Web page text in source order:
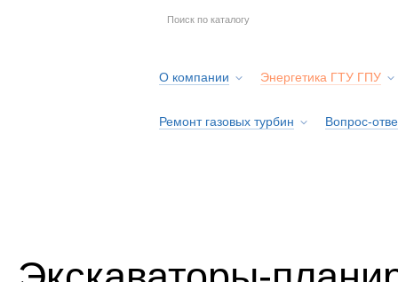
О компании Энергетика ГТУ ГПУ
Ремонт газовых турбин Вопрос-